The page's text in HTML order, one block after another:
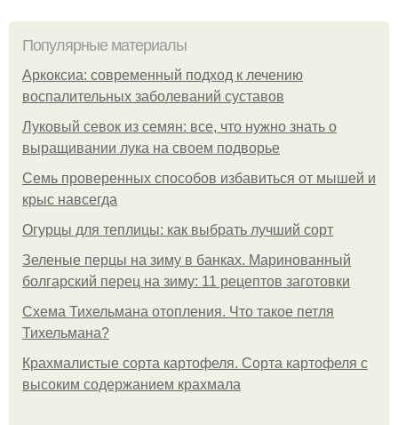
Популярные материалы
Аркоксиа: современный подход к лечению
воспалительных заболеваний суставов
Луковый севок из семян: все, что нужно знать о
выращивании лука на своем подворье
Семь проверенных способов избавиться от мышей и
крыс навсегда
Огурцы для теплицы: как выбрать лучший сорт
Зеленые перцы на зиму в банках. Маринованный
болгарский перец на зиму: 11 рецептов заготовки
Схема Тихельмана отопления. Что такое петля
Тихельмана?
Крахмалистые сорта картофеля. Сорта картофеля с
высоким содержанием крахмала